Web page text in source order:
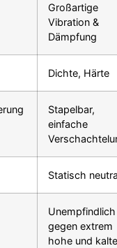
Großartige
Vibration &
Dämpfung
Dichte, Härte
Stapelbar,
einfache
Statisch
Unempfindlich
gegen extrem
hohe und kalte